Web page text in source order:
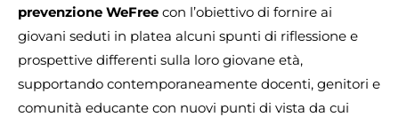
prevenzione WeFree con l’obiettivo di fornire ai
giovani seduti in platea alcuni spunti di riflessione e
prospettive differenti sulla loro giovane età,
supportando contemporaneamente docenti, genitori e
comunità educante con nuovi punti di vista da cui